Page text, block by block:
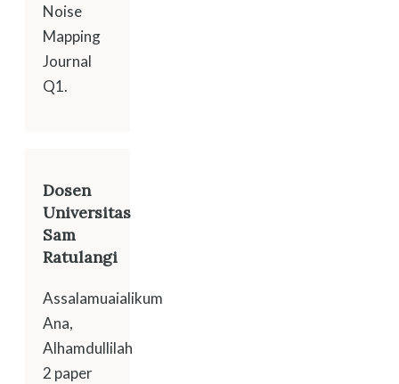
Noise
Mapping
Journal
Q1.
Dosen
Universitas
Sam
Ratulangi
Assalamuaialikum
Ana,
Alhamdullilah
2 paper